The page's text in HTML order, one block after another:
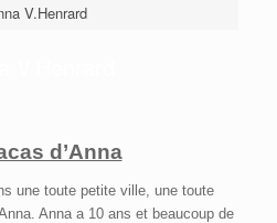
V.Henrard
d’Anna
une toute petite ville, une toute
Anna a 10 ans et beaucoup de